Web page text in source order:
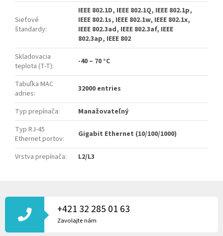
Sieťové
štandardy:
IEEE 802.1D, IEEE 802.1Q, IEEE 802.1p,
IEEE 802.1s, IEEE 802.1w, IEEE 802.1x,
IEEE 802.3ad, IEEE 802.3af, IEEE
802.3ap, IEEE 802
Skladovacia
teplota (T-T): -40 – 70 °C
Tabuľka MAC
adries: 32000 entries
Typ prepínača:
Manažovateľný
Typ RJ-45
Ethernet portov: Gigabit Ethernet (10/100/1000)
Vrstva prepínača: L2/L3
Á
T
+421 32 285 01 63
Zavolajte nám